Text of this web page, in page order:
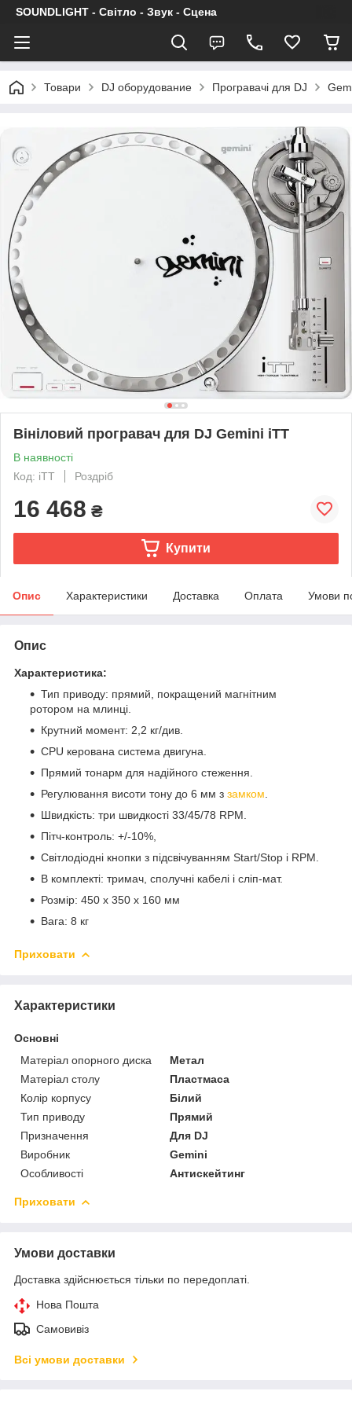
SOUNDLIGHT - Світло - Звук - Сцена
Товари DJ оборудование Програвачі для DJ
Вініловий програвач для DJ Gemini iTT
В наявності
Код: iTT
Роздріб
16 468 ₴
Купити
Опис Характеристики Доставка Оплата Умови
Опис
Характеристика:
Тип приводу: прямий, покращений магнітним
ротором на млинці.
Крутний момент: 2,2 кг/див.
CPU керована система двигуна
Прямий тонарм для надійного стеження.
Регулювання висоти тону до 6 мм з замком
Швидкість: три швидкості 33/45/78 RPM.
Пітч-контроль: +/-10%,
Світлодіодні кнопки з підсвічуванням Start/Stop і RPM.
В комплекті: тримач, сполучні кабелі і сліп-мат.
Розмір: 450 х 350 х 160 мм
Вага: 8 кг
Приховати
Характеристики
Основні
Матеріал опорного диска
Метал
Матеріал столу
Пластмаса
Колір корпусу
Білий
Тип приводу
Прямий
Призначення
Для DJ
Виробник
Gemini
Особливості
Антискейтинг
Приховати
Умови доставки
Доставка здійснюється тільки по передоплаті.
Нова Пошта
Самовивіз
Всі умови доставки